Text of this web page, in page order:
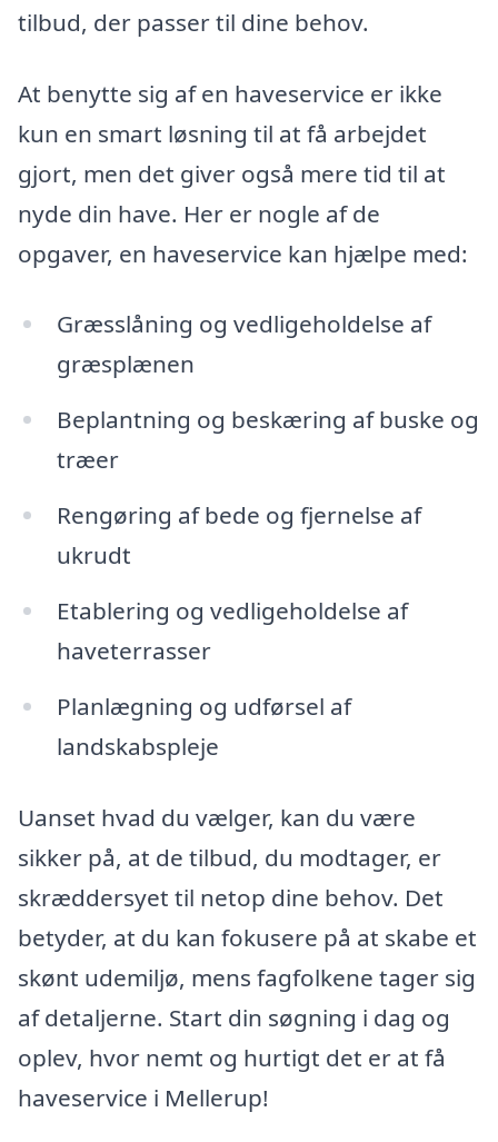
tilbud, der passer til dine behov.
At benytte sig af en haveservice er ikke
kun en smart løsning til at få arbejdet
gjort, men det giver også mere tid til at
nyde din have. Her er nogle af de
opgaver, en haveservice kan hjælpe med:
Græsslåning og vedligeholdelse af
græsplænen
Beplantning og beskæring af buske og
træer
Rengøring af bede og fjernelse af
ukrudt
Etablering og vedligeholdelse af
haveterrasser
Planlægning og udførsel af
landskabspleje
Uanset hvad du vælger, kan du være
sikker på, at de tilbud, du modtager, er
skræddersyet til netop dine behov. Det
betyder, at du kan fokusere på at skabe et
skønt udemiljø, mens fagfolkene tager sig
af detaljerne. Start din søgning i dag og
oplev, hvor nemt og hurtigt det er at få
haveservice i Mellerup!